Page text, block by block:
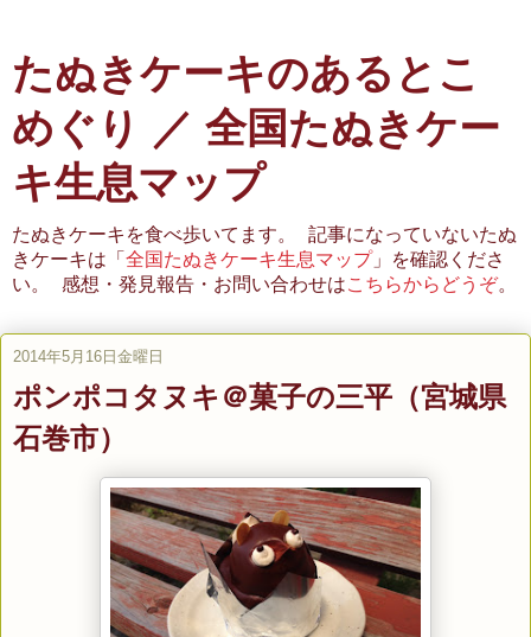
たぬきケーキのあるとこ
めぐり ／ 全国たぬきケー
キ生息マップ
たぬきケーキを食べ歩いてます。 記事になっていないたぬ
きケーキは「 全国たぬきケーキ生息マップ」を確認くださ
い。 感想・発見報告・お問い合わせはこちらからどうぞ。
2014年5月16日金曜日
ポンポコタヌキ＠菓子の三平（宮城県
石巻市）